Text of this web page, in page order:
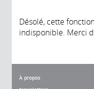
Désolé, cette
indisponible. Merci
À propos